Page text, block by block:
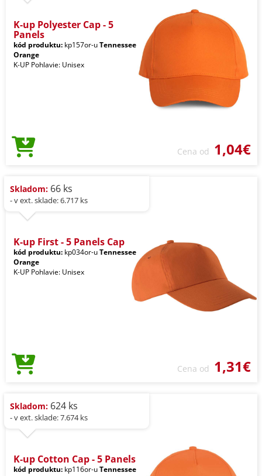
K-up Polyester Cap - 5
Panels
kód produktu: kp157or-uTennessee
Orange
K-UP Pohlavie: Unisex
Cena od 1,04€
Skladom: 66 ks
- v ext. sklade: 6.717 ks
K-up First - 5 Panels Cap
kód produktu: kp034or-uTennessee
Orange
K-UP Pohlavie: Unisex
Cena od 1,31€
Skladom: 624 ks
- v ext. sklade: 7.674 ks
K-up Cotton Cap - 5 Panels
kód produktu: kp116or-uTennessee